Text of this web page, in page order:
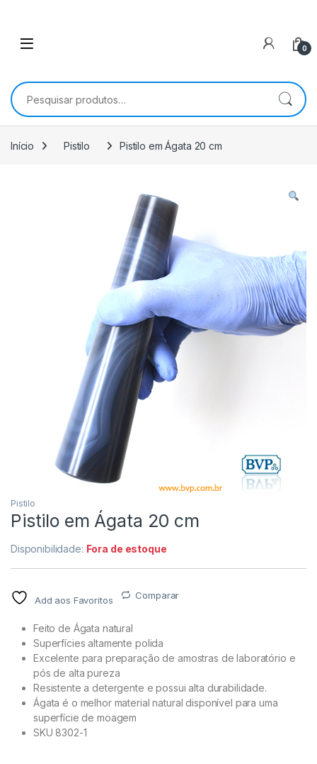
0
Pesquisar por:
Início Pistilo Pistilo em Ágata 20 cm
Pistilo
Pistilo em Ágata 20 cm
Disponibilidade: Fora de estoque
Add aos Favoritos Comparar
Feito de Ágata natural
Superfícies altamente polida
Excelente para preparação de amostras de laboratório e
pós de alta pureza
Resistente a detergente e possui alta durabilidade.
Ágata é o melhor material natural disponível para uma
superfície de moagem
SKU 8302-1